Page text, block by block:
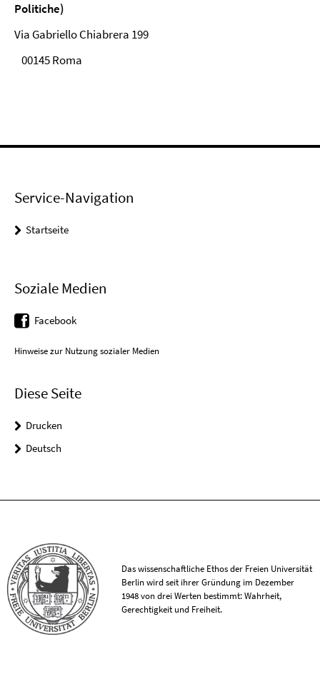
Politiche)
Via Gabriello Chiabrera 199
00145 Roma
Service-Navigation
Startseite
Soziale Medien
Facebook
Hinweise zur Nutzung sozialer Medien
Diese Seite
Drucken
Deutsch
Das wissenschaftliche Ethos der Freien Universität
Berlin wird seit ihrer Gründung im Dezember
1948 von drei Werten bestimmt: Wahrheit,
Gerechtigkeit und Freiheit.